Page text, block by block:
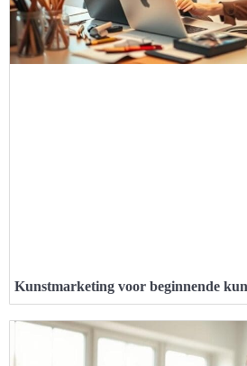
Kunstmarketing voor beginnende